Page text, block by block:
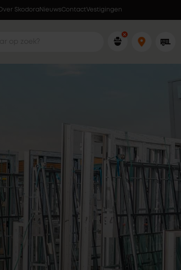
Lokaal geproduceerd in eigen fabriek
Skodora NieuwsContactVestigingen